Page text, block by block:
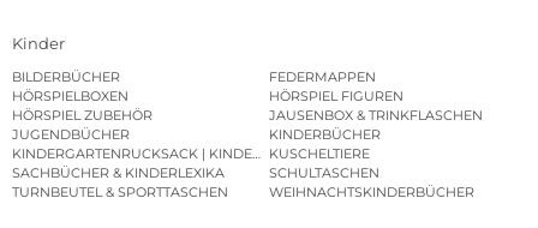
Kinder
BILDERBÜCHER
FEDERMAPPEN
HÖRSPIELBOXEN
HÖRSPIEL FIGUREN
HÖRSPIEL ZUBEHÖR
JAUSENBOX & TRINKFLASCHEN
JUGENDBÜCHER
KINDERBÜCHER
KINDERGARTENRUCKSACK | KINDERGARTENBEUTEL
KUSCHELTIERE
SACHBÜCHER & KINDERLEXIKA
SCHULTASCHEN
TURNBEUTEL & SPORTTASCHEN
WEIHNACHTSKINDERBÜCHER